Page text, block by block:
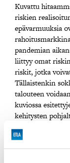
Kuvattu
riskien
epävarmuuksia
pandemian
liittyy omat
riskit, jotka
Tällaistenkin
talouteen
kuviossa
kehitysten
kehityksen
kutsutaankin
suurempikin